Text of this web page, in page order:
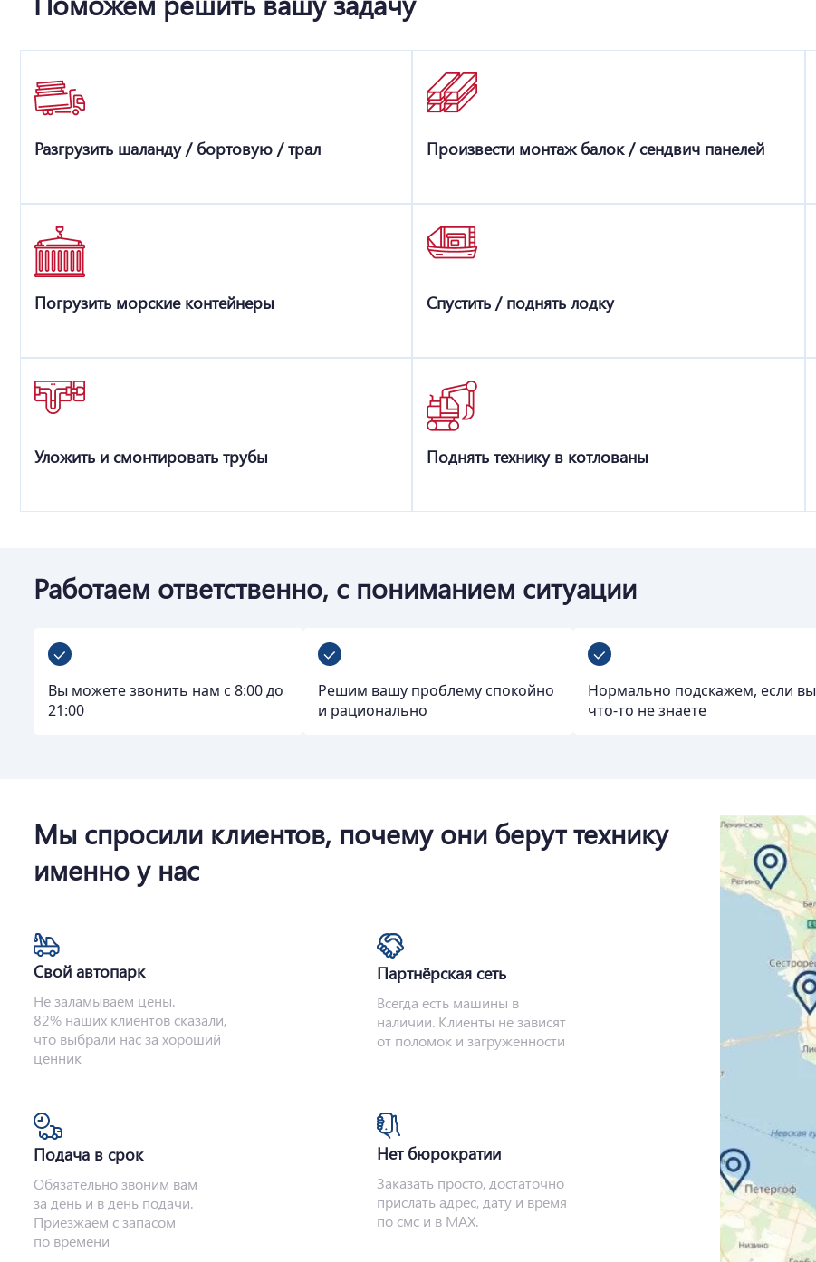
Разгрузить шаланду / бортовую / трал Произвести монтаж балок / сендвич панелей
Погрузить морские контейнеры Спустить / поднять лодку
Уложить и смонтировать трубы Поднять технику в котлованы
Работаем ответственно, с пониманием ситуации
Вы можете звонить нам с 8:00 до
21:00
Решим вашу проблему спокойно
и рационально
Нормально подскажем, если вы
что-то не знаете
Мы спросили клиентов, почему они берут технику
именно у нас
Свой автопарк
Не заламываем цены.
82% наших клиентов сказали,
что выбрали нас за хороший
ценник
Партнёрская сеть
Всегда есть машины в
наличии. Клиенты не зависят
от поломок и загруженности
Подача в срок
Обязательно звоним вам
за день и в день подачи.
Приезжаем с запасом
по времени
Нет бюрократии
Заказать просто, достаточно
прислать адрес, дату и время
по смс и в MAX.